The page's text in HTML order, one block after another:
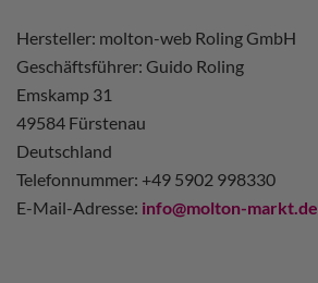
Hersteller: molton-web Roling GmbH
Geschäftsführer: Guido Roling
Emskamp 31
49584 Fürstenau
Deutschland
Telefonnummer: +49 5902 998330
E-Mail-Adresse: info@molton-markt.de